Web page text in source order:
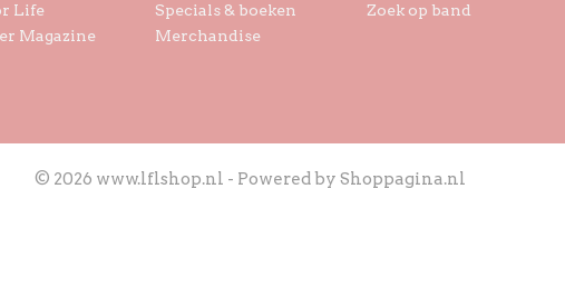
Life
Magazine
Specials & boeken
Merchandise
Zoek op band
© 2026 www.lflshop.nl - Powered by Shoppagina.nl